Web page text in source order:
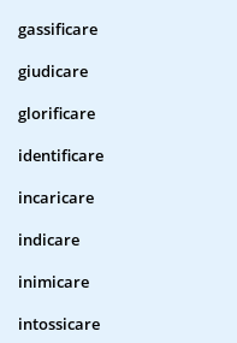
gassificare
giudicare
glorificare
identificare
incaricare
indicare
inimicare
intossicare